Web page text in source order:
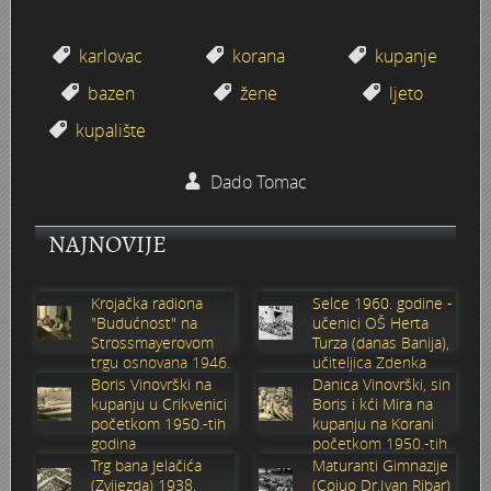
Tvornica potkivačkih čavala Mustad-Karlovac
Bijelo dugme
Banija - poplava 4. 12. 1966.
Auto cross
AMD Zanatlija
Adamo klub
8. slet Bratstva i jedinstva 13. lipnja 1965. godine
Lovni i ribolovni turizam
Mala scena Hrvatskog doma
Marina Perazić, Davor Tolja (Denis&Denis) i Edi Kraljić
Motocross
NULA
Nepokoreni grad - Trojanski konj (epizoda)
Novogodišnje čestitke
PUNK
Škola plivanja Patkica
Ekonomska škola - ratne godine
Dubravko Halovanić - Ratne godine
Gimnazijska i Ekonomska zbornica - Igor Mihelić
INKASATOR
Obitelj Klemenčić
Krešimir Botković - RAZGLEDNICE
Krešimir Perušić - Nogomet
KUD REČICA
Mery Berti - karlovačka Žuži
karlovac korana
kupanje
bazen
žene
ljeto
kupalište
Dado Tomac
NAJNOVIJE
Krojačka radiona
"Budućnost" na
Strossmayerovom
trgu osnovana 1946.
godine
Selce 1960. godine -
učenici OŠ Herta
Turza (danas Banija),
učiteljica Zdenka
Sabolić
Boris Vinovrški na
kupanju u Crikvenici
početkom 1950.-tih
godina
Danica Vinovrški, sin
Boris i kći Mira na
kupanju na Korani
početkom 1950.-tih
godina
Trg bana Jelačića
(Zvijezda) 1938.
Maturanti Gimnazije
(Coiuo Dr.Ivan Ribar)